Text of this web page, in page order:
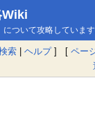
Wiki
ついて攻略しています
索 | ヘルプ] [ ペー